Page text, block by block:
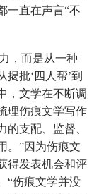
一直在声言“不
，而是从一种
批‘四人帮’到
，文学在不断调
理伤痕文学写作
的支配、监督、
。”因为伤痕文
得发表机会和评
“伤痕文学并没